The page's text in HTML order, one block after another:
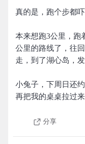
真的是，跑个步都吓
本来想跑3公里，跑
公里的路线了，往
走，到了湖心岛，
小兔子，下周日还
再把我的桌桌拉过
分享